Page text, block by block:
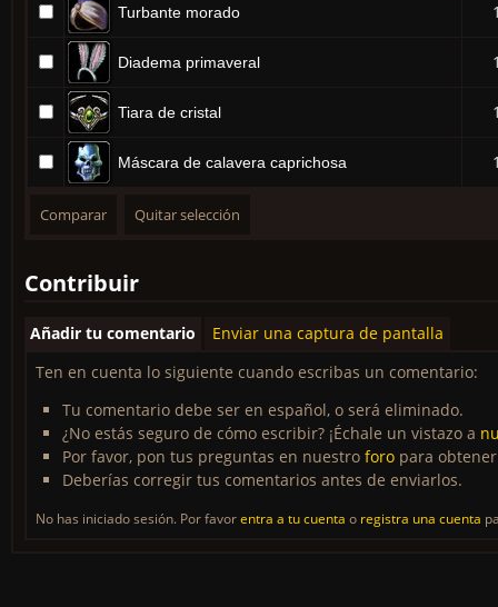
Turbante morado
Diadema primaveral
Tiara de cristal
Máscara de calavera caprichosa
Contribuir
Añadir tu comentario
Enviar una captura de pantalla
Ten en cuenta lo siguiente cuando escribas un comentario:
Tu comentario debe ser en español, o será eliminado.
¿No estás seguro de cómo escribir? ¡Échale un vistazo a
Por favor, pon tus preguntas en nuestro foro para
Deberías corregir tus comentarios antes de enviarlos.
No has iniciado sesión. Por favorentra a tu cuenta o registra una cuenta